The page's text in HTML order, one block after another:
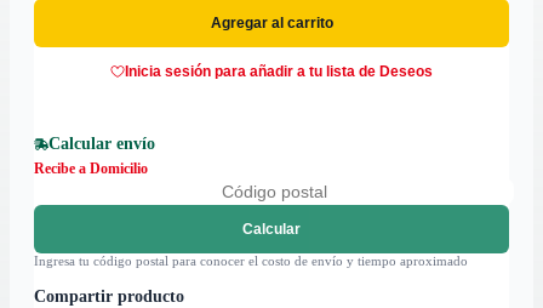
Agregar al carrito
Inicia sesión para añadir a tu lista de Deseos
Calcular envío
Recibe a Domicilio
Calcular
Ingresa tu código postal para conocer el costo de envío y tiempo aproximado
Compartir producto